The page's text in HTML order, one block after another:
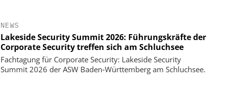
NEWS
Lakeside Security Summit 2026: Führungskräfte der
Corporate Security treffen sich am Schluchsee
Fachtagung für Corporate Security: Lakeside Security
Summit 2026 der ASW Baden‑Württemberg am Schluchsee.